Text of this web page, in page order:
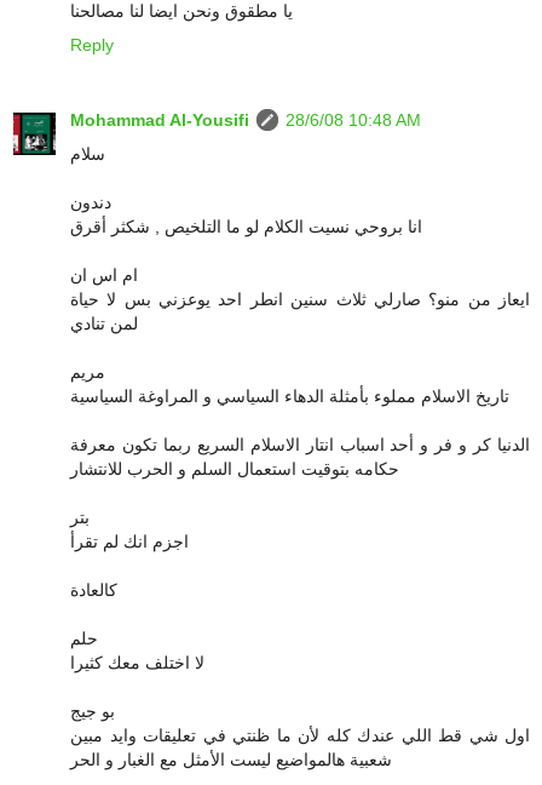
يا مطقوق ونحن ايضا لنا مصالحنا
Reply
Mohammad Al-Yousifi
28/6/08 10:48 AM
سلام
دندون
انا بروحي نسيت الكلام لو ما التلخيص , شكثر أقرق
ام اس ان
ايعاز من منو؟ صارلي ثلاث سنين انطر احد يوعزني بس لا حياة
لمن تنادي
مريم
تاريخ الاسلام مملوء بأمثلة الدهاء السياسي و المراوغة السياسية
الدنيا كر و فر و أحد اسباب انتار الاسلام السريع ربما تكون معرفة
حكامه بتوقيت استعمال السلم و الحرب للانتشار
بتر
اجزم انك لم تقرأ
كالعادة
حلم
لا اختلف معك كثيرا
بو جيج
اول شي قط اللي عندك كله لأن ما ظنتي في تعليقات وايد مبين
شعبية هالمواضيع ليست الأمثل مع الغبار و الحر